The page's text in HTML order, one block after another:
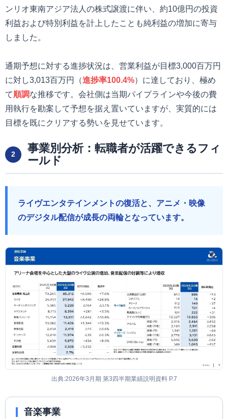
ンリオ東南アジア法人の株式譲渡に伴い、約10億円の投資
利益および特別利益を計上したことも純利益の増加に寄与
しました。
通期予想に対する進捗状況は、営業利益が目標3,000百万円
に対し3,013百万円（進捗率100.4%）に達しており、極め
て順調な推移です。会社側は当期パイプラインや今後の費
用執行を勘案して予想を据え置いていますが、実質的には
目標を既にクリアする勢いを見せています。
2
事業別分析：転職者が活躍できるフィ
ールド
ライヴエンタテインメントの復活と、アニメ・映像
のデジタル配信が成長の両輪となっています。
出典:2026年3月期 第3四半期業績説明資料 P.7
音楽事業